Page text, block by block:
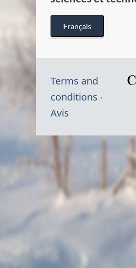
Français
Terms and
conditions
Avis